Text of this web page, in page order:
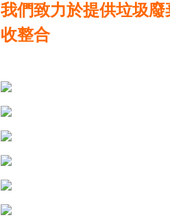
我們致力於提供垃圾
收整合